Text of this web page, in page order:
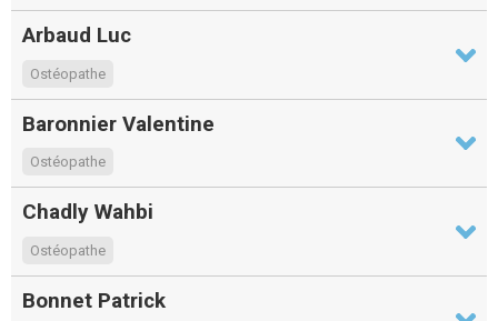
Arbaud Luc
Ostéopathe
Baronnier Valentine
Ostéopathe
Chadly Wahbi
Ostéopathe
Bonnet Patrick